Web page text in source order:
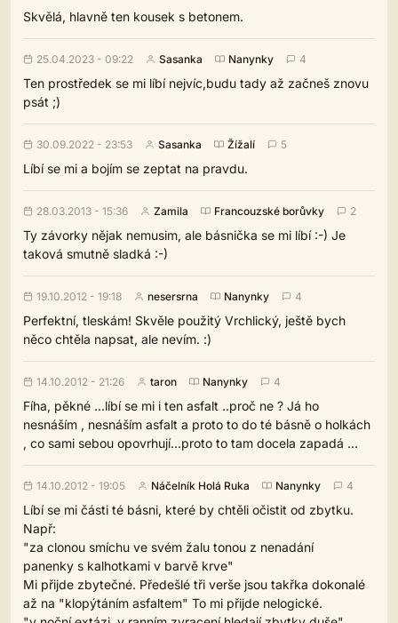
Skvělá, hlavně ten kousek s betonem.
25.04.2023 - 09:22 Sasanka Nanynky 4
Ten prostředek se mi líbí nejvíc,budu tady až začneš znovu
psát ;)
30.09.2022 - 23:53 Sasanka Žížalí 5
Líbí se mi a bojím se zeptat na pravdu.
28.03.2013 - 15:36 Zamila Francouzské borůvky 2
Ty závorky nějak nemusim, ale básnička se mi líbí :-) Je
taková smutně sladká :-)
19.10.2012 - 19:18 nesersrna Nanynky 4
Perfektní, tleskám! Skvěle použitý Vrchlický, ještě bych
něco chtěla napsat, ale nevím. :)
14.10.2012 - 21:26 taron Nanynky 4
Fíha, pěkné ...líbí se mi i ten asfalt ..proč ne ? Já ho
nesnáším , nesnáším asfalt a proto to do té básně o holkách
, co sami sebou opovrhují...proto to tam docela zapadá ...
14.10.2012 - 19:05 Náčelník Holá Ruka Nanynky 4
Líbí se mi části té básni, které by chtěli očistit od zbytku.
Např:
"za clonou smíchu ve svém žalu tonou z nenadání
panenky s kalhotkami v barvě krve"
Mi přijde zbytečné. Předešlé tři verše jsou takřka dokonalé
až na "klopýtáním asfaltem" To mi přijde nelogické.